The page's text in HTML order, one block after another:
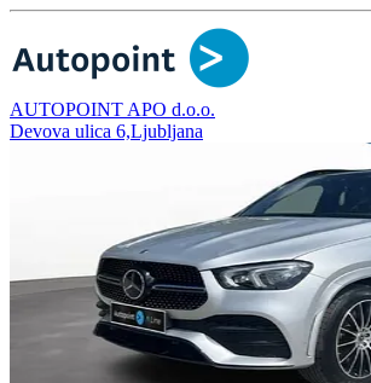
AUTOPOINT APO d.o.o.
Devova ulica 6,Ljubljana